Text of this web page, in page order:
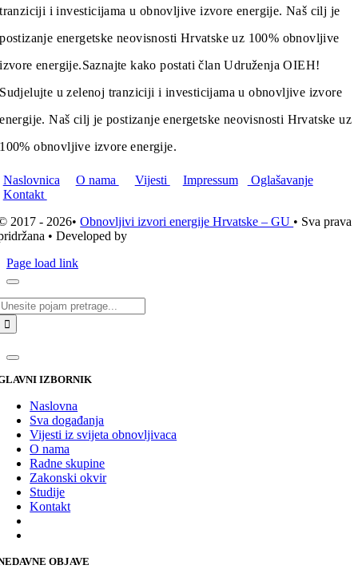
tranziciji i investicijama u obnovljive izvore energije. Naš cilj je
postizanje energetske neovisnosti Hrvatske uz 100% obnovljive
izvore energije.Saznajte kako postati član Udruženja OIEH!
Sudjelujte u zelenoj tranziciji i investicijama u obnovljive izvore
energije. Naš cilj je postizanje energetske neovisnosti Hrvatske uz
100% obnovljive izvore energije.
Naslovnica O nama Vijesti Impressum
Oglašavanje
Kontakt
2017 - 2026•Obnovljivi izvori energije Hrvatske – GU • Sva prava
• Developed by
Page load link
IZBORNIK
Naslovna
Sva događanja
Vijesti iz svijeta obnovljivaca
O nama
Radne skupine
Zakonski okvir
Studije
Kontakt
OBJAVE